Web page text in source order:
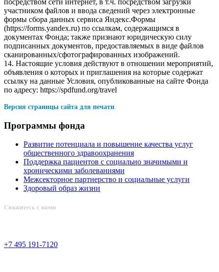
участником файлов и ввода сведений через электронные
формы сбора данных сервиса Яндекс.Формы
(https://forms.yandex.ru) по ссылкам, содержащимся в
документах Фонда; также признают юридическую силу
подписанных документов, предоставляемых в виде файлов
сканированных/сфотографированных изображений.
14. Настоящие условия действуют в отношении мероприятий,
объявления о которых и приглашения на которые содержат
ссылку на данные Условия, опубликованные на сайте Фонда
по адресу: https://spdfund.org/travel
Версия страницы сайта для печати
Программы фонда
Развитие потенциала и повышение качества услуг
общественного здравоохранения
Поддержка пациентов с социально значимыми и
хроническими заболеваниями
Межсекторное партнерство и социальные услуги
Здоровый образ жизни
Свяжитесь с нами
+7 495 191-7120